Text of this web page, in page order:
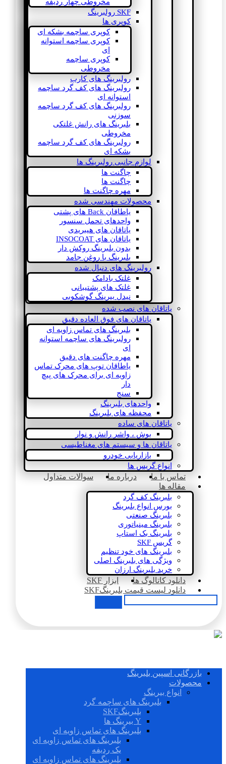
SKF رولبرینگ
کوپری ها
کوپری ساچمه بشکه ای
کوپری ساچمه استوانه
ای
کوپری ساچمه
مخروطی
رولبرینگ های کارب
رولبرینگ های کف گرد ساچمه
استوانه ای
رولبرینگ های کف گرد ساچمه
سوزنی
بلبرینگ های رانش غلتکی
مخروطی
رولبرینگ های کف گرد ساچمه
بشکه ای
لوازم جانبی رولبرینگ ها
چاگنت ها
چاگنت ها
مهره چاگنت ها
محصولات مهندسی شده
یاطاقان Back های پشتی
واحدهای تحمل سنسور
یاتاقان های هیبریدی
یاتاقان های INSOCOAT
بدون بلبرینگ روکش دار
بلبرینگ با روغن جامد
رولبرینگ های دنبال شده
غلتک بادامک
غلتک های پشتیبانی
نیدل بیرینگ گوشکوبی
یاتاقان های نصب شده
یاتاقان های فوق العاده دقیق
بلبرینگ های تماس زاویه ای
رولبرینگ های ساچمه استوانه
ای
مهره چاگنت های دقیق
یاطاقان توپ های محرک تماس
زاویه ای برای محرک های پیچ
دار
سنج
واحدهای بلبرینگ
محفظه های بلبرینگ
یاتاقان های ساده
بوش ، واشر رانش و نوار
یاتاقان ها و سیستم های مغناطیسی
بازاریابی خودرو
انواع گریس ها
تماس با ما درباره ما
سوالات متداول
مقاله ها
بلبرینگ کف گرد
بورس انواع بلبرینگ
بلبرینگ صنعتی
بلبرینگ مینیاتوری
بلبرینگ بک استاپ
گریس SKF
بلبرینگ های خود تنظیم
ویژگی های بلبرینگ اصلی
خرید بلبرینگ ارزان
دانلود کاتالوگ ها
ابزار SKF
دانلود لیست قیمت بلبرینگSKF
بازرگانی اسپین بلبرینگ
محصولات
انواع بیرینگ
بلبرینگ های ساچمه گرد
بلبرینگSKF
Y بیرینگ ها
بلبرینگ های تماس زاویه ای
بلبرینگ های تماس زاویه ای
یک ردیفه
بلبرینگ های تماس زاویه ای